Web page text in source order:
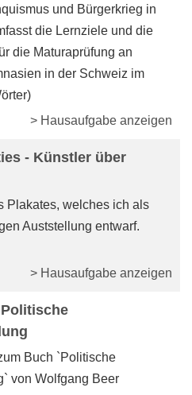
und Bürgerkrieg in
die Lernziele und die
die Maturaprüfung an
in der Schweiz im
> Hausaufgabe anzeigen
- Künstler über
Plakates, welches ich als
Auststellung entwarf.
> Hausaufgabe anzeigen
Buch `Politische
von Wolfgang Beer